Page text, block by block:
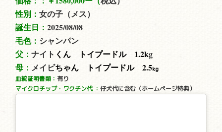
性別：女の子（メス）
誕生日：2025/08/08
毛色： シャンパン
父：ナイト くん トイプードル 1.2kg
母： メイビちゃん トイプードル 2.5kg
血統証明書類： 有り
マイクロチップ・ワクチン代 ：仔犬代に含む（ホームページ特典）